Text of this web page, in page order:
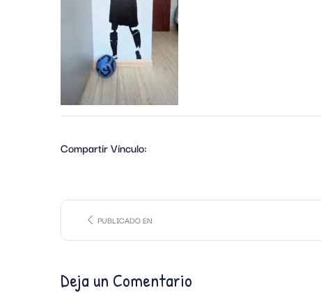
Compartir Vínculo:
PUBLICADO EN
Deja un Comentario